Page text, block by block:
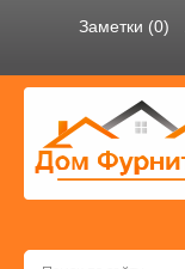
Заметки (0)